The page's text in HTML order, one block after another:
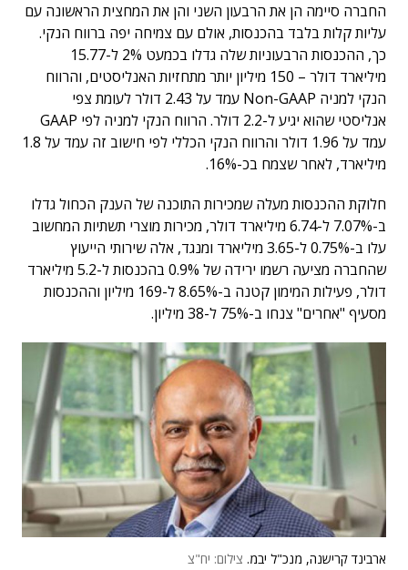
החברה סיימה הן את הרבעון השני והן את המחצית הראשונה עם
עליות קלות בלבד בהכנסות, אולם עם צמיחה יפה ברווח הנקי.
כך, ההכנסות הרבעוניות שלה גדלו בכמעט 2% ל-15.77
מיליארד דולר – 150 מיליון יותר מתחזיות האנליסטים, והרווח
הנקי למניה Non-GAAP עמד על 2.43 דולר לעומת צפי
אנליסטי שהוא יגיע ל-2.2 דולר. הרווח הנקי למניה לפי GAAP
עמד על 1.96 דולר והרווח הנקי הכללי לפי חישוב זה עמד על 1.8
מיליארד, לאחר שצמח בכ-16%.
חלוקת ההכנסות מעלה שמכירות התוכנה של הענק הכחול גדלו
ב-7.07% ל-6.74 מיליארד דולר, מכירות מוצרי תשתיות המחשוב
עלו ב-0.75% ל-3.65 מיליארד ומנגד, אלה שירותי הייעוץ
שהחברה מציעה רשמו ירידה של 0.9% בהכנסות ל-5.2 מיליארד
דולר, פעילות המימון קטנה ב-8.65% ל-169 מיליון וההכנסות
מסעיף "אחרים" צנחו ב-75% ל-38 מיליון.
ארבינד קרישנה, מנכ"ל יבמ. צילום: יח"צ